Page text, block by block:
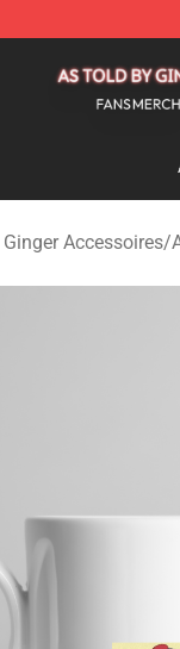
Accessoires/